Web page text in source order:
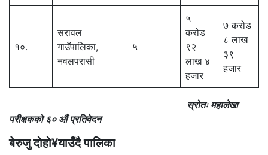
१०.
सरावल
गाउँपालिका,
नवलपरासी
५
५
करोड
९२
लाख ४
हजार
७ करोड
८ लाख
३९
हजार
स्रोतः महालेखा
परीक्षकको ६० औं प्रतिवेदन
बेरुजु दोहो¥याउँदै पालिका